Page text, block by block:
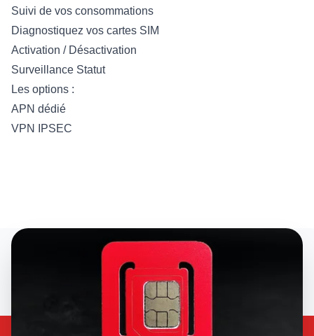
Suivi de vos consommations
Diagnostiquez vos cartes SIM
Activation / Désactivation
Surveillance Statut
Les options :
APN dédié
VPN IPSEC